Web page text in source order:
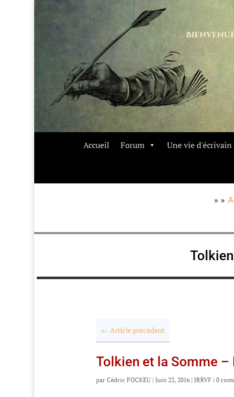
Accueil Forum Une vie d'écrivain
» »
← Article précédent
Tolkien et la Somme –
parCédric FOCKEU |Juin 22, 2016 |JRRVF |0